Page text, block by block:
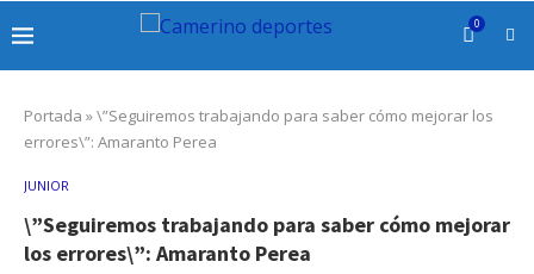
0
Portada »\”Seguiremos trabajando para saber cómo mejorar los
errores\”: Amaranto Perea
JUNIOR
\”Seguiremos trabajando para saber cómo mejorar
los errores\”: Amaranto Perea